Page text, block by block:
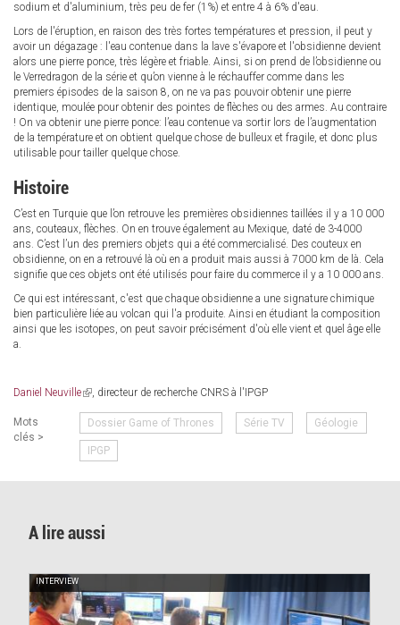
sodium et d'aluminium, très peu de fer (1%) et entre 4 à 6% d'eau.
Lors de l'éruption, en raison des très fortes températures et pression, il peut y
avoir un dégazage : l'eau contenue dans la lave s'évapore et l'obsidienne devient
alors une pierre ponce, très légère et friable. Ainsi, si on prend de l’obsidienne ou
le Verredragon de la série et qu’on vienne à le réchauffer comme dans les
premiers épisodes de la saison 8, on ne va pas pouvoir obtenir une pierre
identique, moulée pour obtenir des pointes de flèches ou des armes. Au contraire
! On va obtenir une pierre ponce: l’eau contenue va sortir lors de l’augmentation
de la température et on obtient quelque chose de bulleux et fragile, et donc plus
utilisable pour tailler quelque chose.
Histoire
C’est en Turquie que l’on retrouve les premières obsidiennes taillées il y a 10 000
ans, couteaux, flèches. On en trouve également au Mexique, daté de 3-4000
ans. C’est l’un des premiers objets qui a été commercialisé. Des couteux en
obsidienne, on en a retrouvé là où en a produit mais aussi à 7000 km de là. Cela
signifie que ces objets ont été utilisés pour faire du commerce il y a 10 000 ans.
Ce qui est intéressant, c'est que chaque obsidienne a une signature chimique
bien particulière liée au volcan qui l'a produite. Ainsi en étudiant la composition
ainsi que les isotopes, on peut savoir précisément d'où elle vient et quel âge elle
a.
Daniel Neuville(link
external)
, directeur de recherche CNRS à l'IPGP
Mots
clés >
Dossier Game of Thrones Série TV Géologie
IPGP
A lire aussi
INTERVIEW